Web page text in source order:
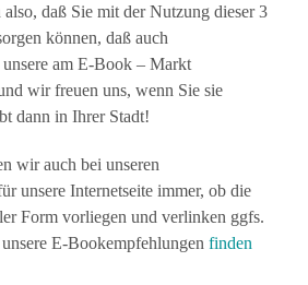
daß Sie mit der Nutzung dieser 3
können, daß auch
am E-Book – Markt
wir freuen uns, wenn Sie sie
dann in Ihrer Stadt!
wir auch bei unseren
unsere Internetseite immer, ob die
Form vorliegen und verlinken ggfs.
E-Bookempfehlungen finden